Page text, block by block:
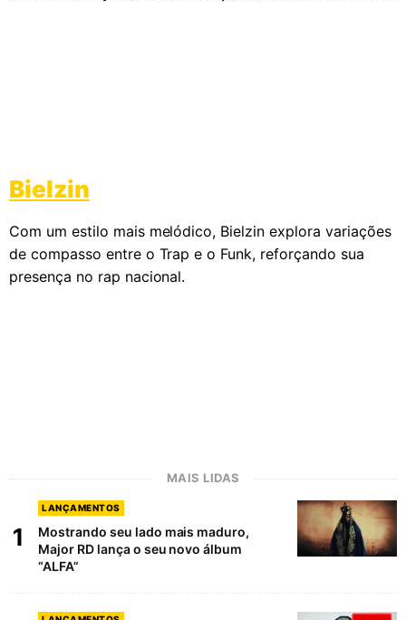
Bielzin
Com um estilo mais melódico, Bielzin explora variações
de compasso entre o Trap e o Funk, reforçando sua
presença no rap nacional.
MAIS LIDAS
1
LANÇAMENTOS
Mostrando seu lado mais maduro,
Major RD lança o seu novo álbum
“ALFA”